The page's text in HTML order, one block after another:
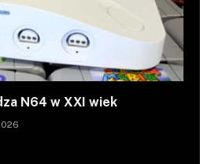
N64 w XXI wiek